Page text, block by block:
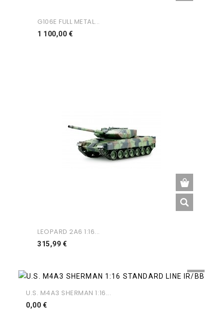
G106E FULL METAL...
1 100,00 €Preço
LEOPARD 2A6 1:16...
315,99 €Preço
U.S. M4A3 SHERMAN 1:16...
0,00 €Preço